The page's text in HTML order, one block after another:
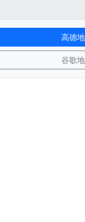
高德
谷歌